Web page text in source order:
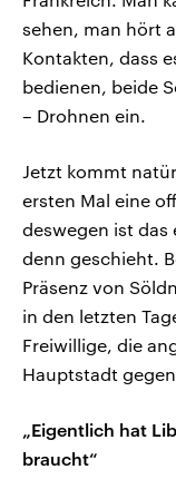
sehen, man hört
Kontakten, dass
bedienen, beide
– Drohnen ein.
Jetzt kommt
ersten Mal eine
deswegen ist das
denn geschieht.
Präsenz von
in den letzten
Freiwillige, die
Hauptstadt
„Eigentlich hat
braucht“